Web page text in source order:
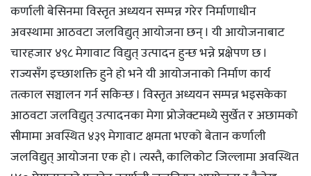
कर्णाली बेसिनमा विस्तृत अध्ययन सम्पन्न गरेर निर्माणाधीन
अवस्थामा आठवटा जलविद्युत् आयोजना छन् । यी आयोजनाबाट
चारहजार ४९८ मेगावाट विद्युत् उत्पादन हुन्छ भन्ने प्रक्षेपण छ ।
राज्यसँग इच्छाशक्ति हुने हो भने यी आयोजनाको निर्माण कार्य
तत्काल सञ्चालन गर्न सकिन्छ । विस्तृत अध्ययन सम्पन्न भइसकेका
आठवटा जलविद्युत् उत्पादनका मेगा प्रोजेक्टमध्ये सुर्खेत र अछामको
सीमामा अवस्थित ४३९ मेगावाट क्षमता भएको बेतान कर्णाली
जलविद्युत् आयोजना एक हो । त्यस्तै, कालिकोट जिल्लामा अवस्थित